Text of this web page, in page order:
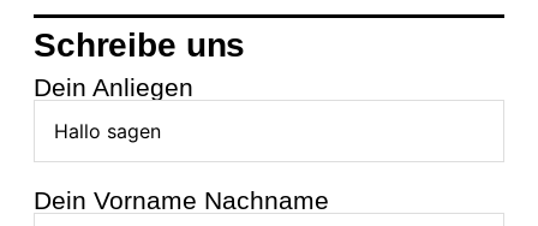
Schreibe uns
Dein Anliegen
Dein Vorname Nachname